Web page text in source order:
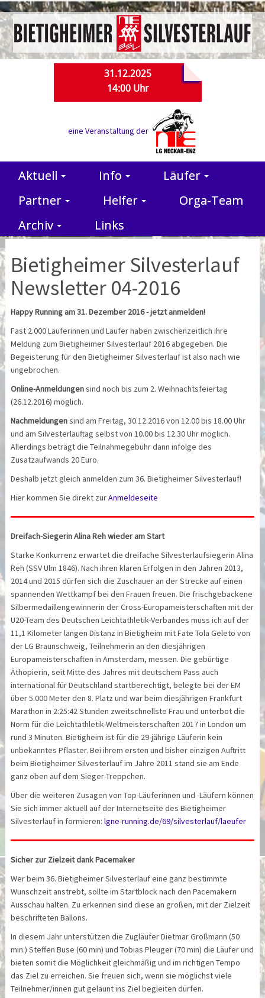
31.12.2025
14:00 Uhr
eine Veranstaltung der
Aktuell Info
Läufer
Partner
Helfer
Orga-Team
Archiv
Links
Bietigheimer Silvesterlauf
Newsletter 04-2016
Happy Running am 31. Dezember 2016 - jetzt anmelden!
Fast 2.000 Läuferinnen und Läufer haben zwischenzeitlich ihre
Meldung zum Bietigheimer Silvesterlauf 2016 abgegeben. Die
Begeisterung für den Bietigheimer Silvesterlauf ist also nach wie
ungebrochen.
Online-Anmeldungensind noch bis zum 2. Weihnachtsfeiertag
(26.12.2016) möglich.
Nachmeldungensind am Freitag, 30.12.2016 von 12.00 bis 18.00 Uhr
und am Silvesterlauftag selbst von 10.00 bis 12.30 Uhr möglich.
Allerdings beträgt die Teilnahmegebühr dann infolge des
Zusatzaufwands 20 Euro.
Deshalb jetzt gleich anmelden zum 36. Bietigheimer Silvesterlauf!
Hier kommen Sie direkt zurAnmeldeseite
Dreifach-Siegerin Alina Reh wieder am Start
Starke Konkurrenz erwartet die dreifache Silvesterlaufsiegerin Alina
Reh (SSV Ulm 1846). Nach ihren klaren Erfolgen in den Jahren 2013,
2014 und 2015 dürfen sich die Zuschauer an der Strecke auf einen
spannenden Wettkampf bei den Frauen freuen. Die frischgebackene
Silbermedaillengewinnerin der Cross-Europa­meister­schaften mit der
U20-Team des Deutschen Leichtathletik-Verbandes muss ich auf der
11,1 Kilometer langen Distanz in Bietigheim mit Fate Tola Geleto von
der LG Braunschweig, Teilnehmerin an den diesjährigen
Europameisterschaften in Amsterdam, messen. Die gebürtige
Äthopierin, seit Mitte des Jahres mit deutschem Pass auch
international für Deutschland startberechtigt, belegte bei der EM
über 5.000 Meter den 8. Platz und war beim diesjährigen Frankfurt
Marathon in 2:25:42 Stunden zweitschnellste Frau und unterbot die
Norm für die Leichtathletik-Weltmeisterschaften 2017 in London um
rund 3 Minuten. Bietigheim ist für die 29-jährige Läuferin kein
unbekanntes Pflaster. Bei ihrem ersten und bisher einzigen Auftritt
beim Bietigheimer Silvesterlauf im Jahre 2011 stand sie am Ende
ganz oben auf dem Sieger-Treppchen.
Über die weiteren Zusagen von Top-Läuferinnen und -Läufern können
Sie sich immer aktuell auf der Internetseite des Bietigheimer
Silvesterlauf in formieren:lgne-running.de/69/silvesterlauf/laeufer
Sicher zur Zielzeit dank Pacemaker
Wer beim 36. Bietigheimer Silvesterlauf eine ganz bestimmte
Wunschzeit anstrebt, sollte im Startblock nach den Pacemakern
Ausschau halten. Zu erkennen sind diese an großen, mit der Zielzeit
beschrifteten Ballons.
In diesem Jahr unterstützen die Zugläufer Dietmar Großmann (50
min.) Steffen Buse (60 min) und Tobias Pleuger (70 min) die Läufer und
bieten somit die Möglichkeit gleichmäßig und im richtigen Tempo
das Ziel zu erreichen. Sie freuen sich, wenn sie möglichst viele
Teilnehmer/innen gut gelaunt ins Ziel begleiten dürfen.